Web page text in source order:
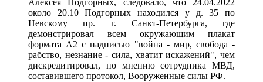
Алексея Подгорных, следовало, что 24.04.2022
около 20.10 Подгорных находился у д. 35 по
Невскому пр. г. Санкт-Петербурга, где
демонстрировал всем окружающим плакат
формата А2 с надписью "война - мир, свобода -
рабство, незнание - сила, хватит искажений", чем
дискредитировал, по мнению сотрудника МВД,
составившего протокол, Вооруженные силы РФ.